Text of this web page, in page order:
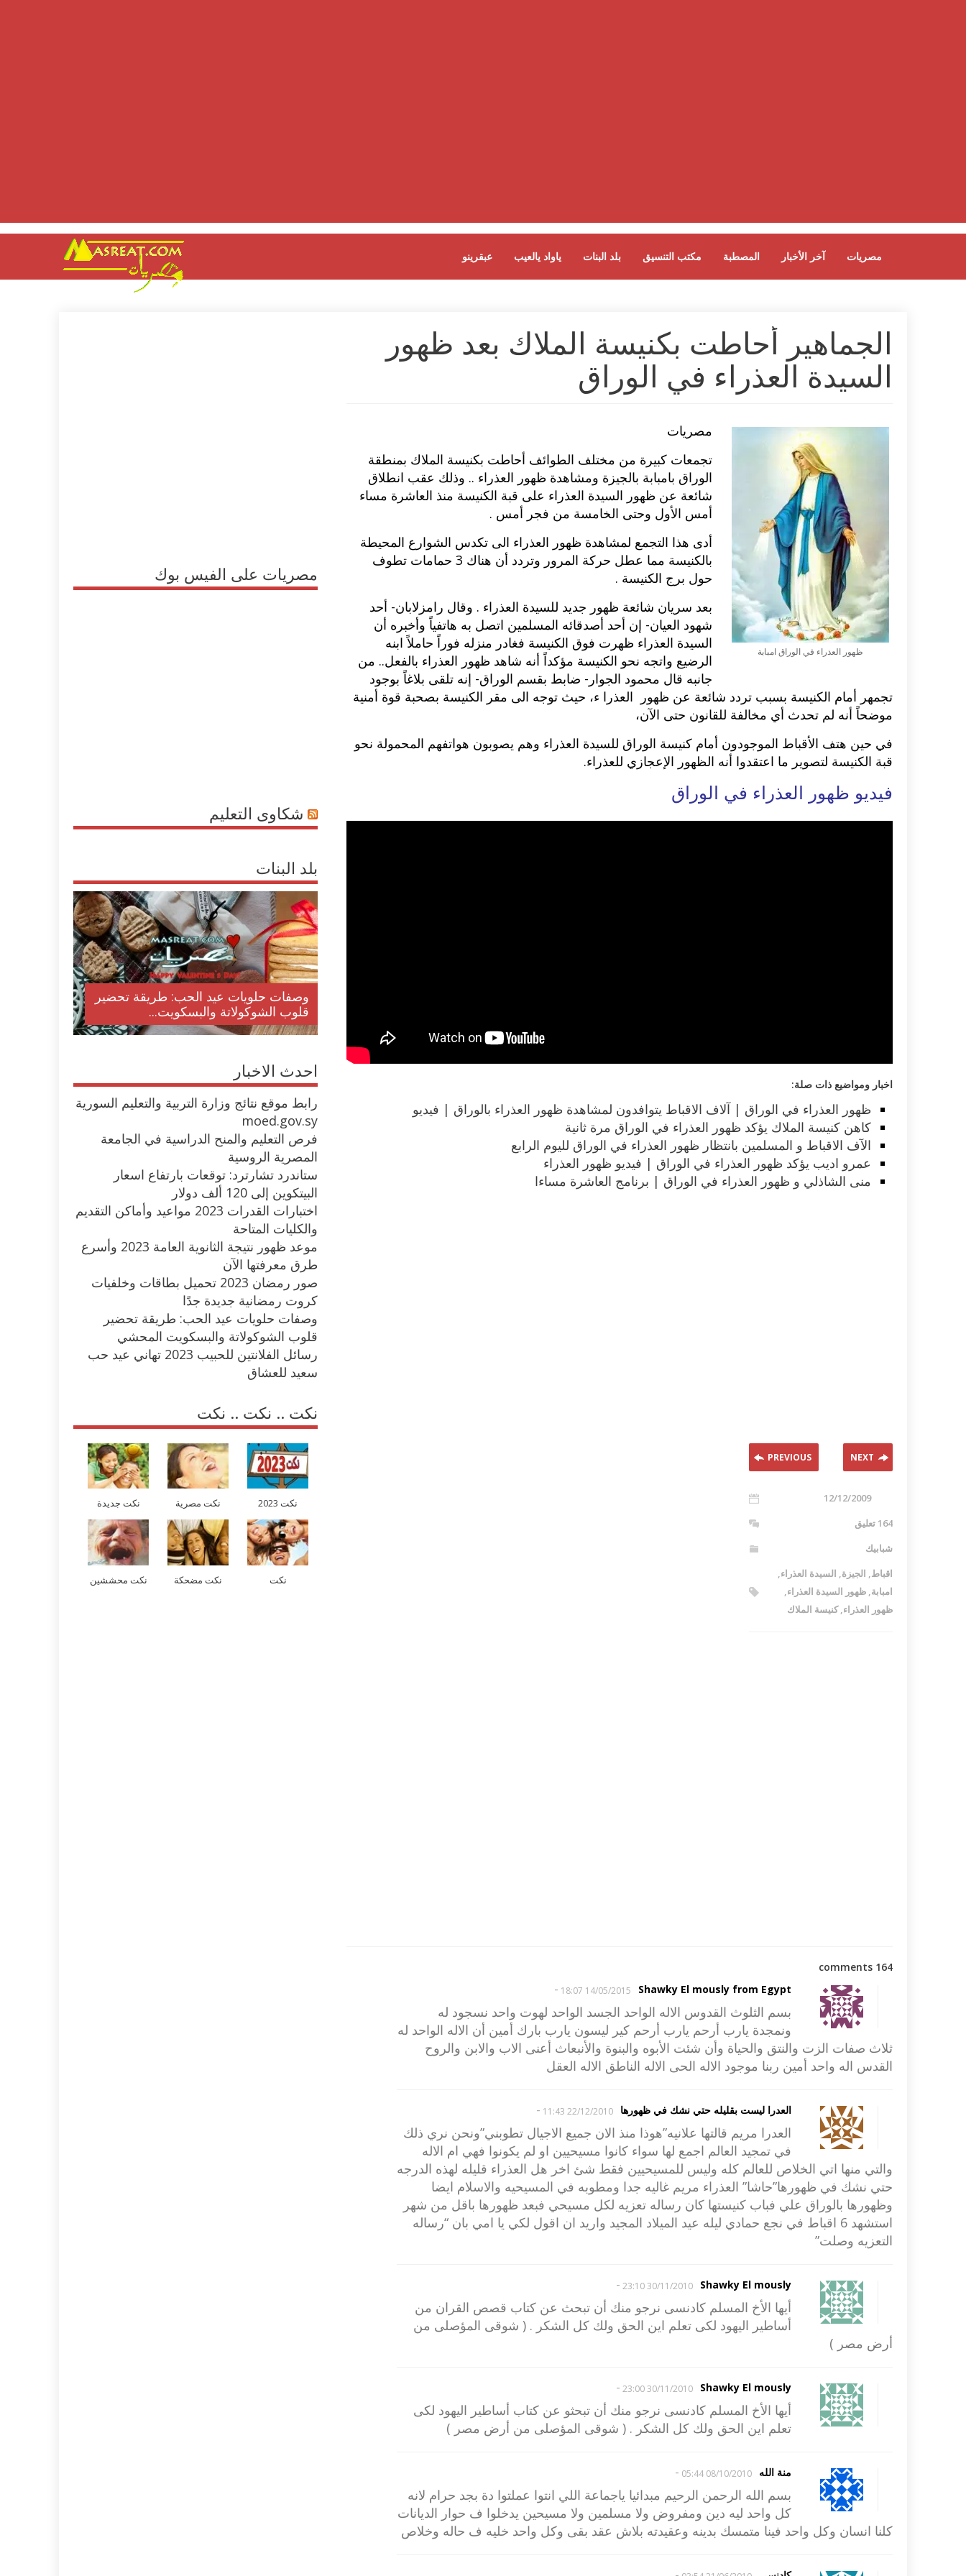
عبقرينو ياواد يالعيب بلد البنات مكتب التنسيق المصطبة آخر الأخبار مصريات
الجماهير أحاطت بكنيسة الملاك بعد ظهور
السيدة العذراء في الوراق
ظهور العذراء في الوراق امبابة
مصريات
تجمعات كبيرة من مختلف الطوائف أحاطت بكنيسة الملاك بمنطقة
الوراق بامبابة بالجيزة ومشاهدة ظهور العذراء .. وذلك عقب انطلاق
شائعة عن ظهور السيدة العذراء على قبة الكنيسة منذ العاشرة مساء
أمس الأول وحتى الخامسة من فجر أمس .
أدى هذا التجمع لمشاهدة ظهور العذراء الى تكدس الشوارع المحيطة
بالكنيسة مما عطل حركة المرور وتردد أن هناك 3 حمامات تطوف
حول برج الكنيسة .
بعد سريان شائعة ظهور جديد للسيدة العذراء . وقال رامزلابان- أحد
شهود العيان- إن أحد أصدقائه المسلمين اتصل به هاتفياً وأخبره أن
السيدة العذراء ظهرت فوق الكنيسة فغادر منزله فوراً حاملاً ابنه
الرضيع واتجه نحو الكنيسة مؤكداً أنه شاهد ظهور العذراء بالفعل.. من
جانبه قال محمود الجوار- ضابط بقسم الوراق- إنه تلقى بلاغاً بوجود
تجمهر أمام الكنيسة بسبب تردد شائعة عن ظهور العذرا ء، حيث توجه الى مقر الكنيسة بصحبة قوة أمنية
موضحاً أنه لم تحدث أي مخالفة للقانون حتى الآن،
في حين هتف الأقباط الموجودون أمام كنيسة الوراق للسيدة العذراء وهم يصوبون هواتفهم المحمولة نحو
قبة الكنيسة لتصوير ما اعتقدوا أنه الظهور الإعجازي للعذراء.
فيديو ظهور العذراء في الوراق
اخبار ومواضيع ذات صلة:
ظهور العذراء في الوراق | آلاف الاقباط يتوافدون لمشاهدة ظهور العذراء بالوراق | فيديو
كاهن كنيسة الملاك يؤكد ظهور العذراء في الوراق مرة ثانية
الآف الاقباط و المسلمين بانتظار ظهور العذراء في الوراق لليوم الرابع
عمرو اديب يؤكد ظهور العذراء في الوراق | فيديو ظهور العذراء
منى الشاذلي و ظهور العذراء في الوراق | برنامج العاشرة مساءا
PREVIOUS NEXT
12/12/2009
164 تعليق
شبابيك
اقباط, الجيزة, السيدة العذراء,
امبابة, ظهور السيدة العذراء,
ظهور العذراء,كنيسة الملاك
164 comments
Shawky El mously from Egypt
14/05/2015 18:07
-
بسم الثلوث القدوس الاله الواحد الجسد الواحد لهوت واحد نسجود له
ونمجدة يارب أرحم يارب أرحم كير ليسون يارب بارك أمين أن الاله الواحد له
ثلاث صفات الزت والنتق والحياة وأن شئت الأبوه والبنوة والأنبعاث أعنى الاب والابن والروح
القدس اله واحد أمين ربنا موجود الاله الحى الاله الناطق الاله العقل
العدرا ليست بقليله حتي نشك في ظهورها 22/12/2010 11:43
-
العدرا مريم قالتها علانيه”هوذا منذ الان جميع الاجيال تطوبني”ونحن نري ذلك
في تمجيد العالم اجمع لها سواء كانوا مسيحيين او لم يكونوا فهي ام الاله
والتي منها اتي الخلاص للعالم كله وليس للمسيحيين فقط شئ اخر هل العذراء قليله لهذه الدرجه
حتي نشك في ظهورها”حاشا” العذراء مريم غاليه جدا ومطوبه في المسيحيه والاسلام ايضا
وظهورها بالوراق علي فباب كنيستها كان رساله تعزيه لكل مسيحي فبعد ظهورها باقل من شهر
استشهد 6 اقباط في نجع حمادي ليله عيد الميلاد المجيد واريد ان اقول لكي يا امي بان “رساله
التعزيه وصلت”
Shawky El mously
30/11/2010 23:10
-
أيها الأخ المسلم كادنسى نرجو منك أن تبحث عن كتاب قصص القران من
أساطير اليهود لكى تعلم اين الحق ولك كل الشكر . ( شوقى المؤصلى من
أرض مصر )
Shawky El mously
30/11/2010 23:00
-
أيها الأخ المسلم كادنسى نرجو منك أن تبحثو عن كتاب أساطير اليهود لكى
تعلم اين الحق ولك كل الشكر . ( شوقى المؤصلى من أرض مصر )
منة الله 08/10/2010 05:44
-
بسم الله الرحمن الرحيم مبدائيا ياجماعة اللي انتوا عملتوا دة بجد حرام لانه
كل واحد ليه دين ومفروض ولا مسلمين ولا مسيحين يدخلوا ف حوار الديانات
كلنا انسان وكل واحد فينا متمسك بدينه وعقيدته بلاش عقد بقى وكل واحد خليه ف حاله وخلاص
مصريات على الفيس بوك
شكاوى التعليم
بلد البنات
وصفات حلويات عيد الحب: طريقة تحضير
قلوب الشوكولاتة والبسكويت...
احدث الاخبار
رابط موقع نتائج وزارة التربية والتعليم السورية
moed.gov.sy
فرص التعليم والمنح الدراسية في الجامعة
المصرية الروسية
ستاندرد تشارترد: توقعات بارتفاع اسعار
البيتكوين إلى 120 ألف دولار
اختبارات القدرات 2023 مواعيد وأماكن التقديم
والكليات المتاحة
موعد ظهور نتيجة الثانوية العامة 2023 وأسرع
طرق معرفتها الآن
صور رمضان 2023 تحميل بطاقات وخلفيات
كروت رمضانية جديدة جدًا
وصفات حلويات عيد الحب: طريقة تحضير
قلوب الشوكولاتة والبسكويت المحشي
رسائل الفلانتين للحبيب 2023 تهاني عيد حب
سعيد للعشاق
نكت .. نكت .. نكت
نكت 2023 نكت مصرية نكت جديدة
نكت نكت مضحكة نكت محششين